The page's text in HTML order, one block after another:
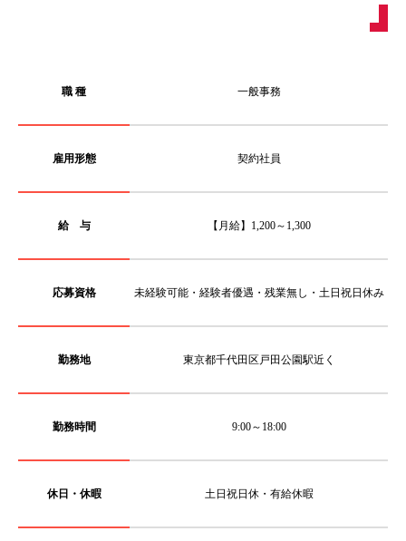
職 種 一般事務
雇用形態 契約社員
給 与 【月給】1,200～1,300
応募資格 未経験可能・経験者優遇・残業無し・土日祝日休み
勤務地 東京都千代田区戸田公園駅近く
勤務時間 9:00～18:00
休日・休暇 土日祝日休・有給休暇